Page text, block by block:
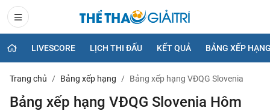
LIVESCORE LỊCH THI ĐẤU KẾT QUẢ BẢNG XẾP
Trang chủ Bảng xếp hạng Bảng xếp hạng VĐQG Slovenia
Bảng xếp hạng VĐQG Slovenia Hôm